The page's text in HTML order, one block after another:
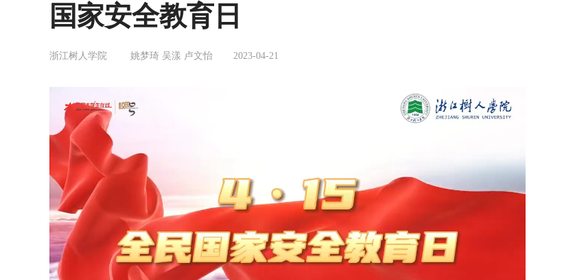
国家安全教育日
浙江树人学院 姚梦琦 吴漾 卢文怡 2023-04-21